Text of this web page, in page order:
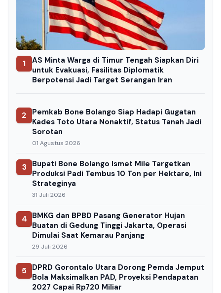
1
AS Minta Warga di Timur Tengah Siapkan Diri
untuk Evakuasi, Fasilitas Diplomatik
Berpotensi Jadi Target Serangan Iran
2
Pemkab Bone Bolango Siap Hadapi Gugatan
Kades Toto Utara Nonaktif, Status Tanah Jadi
Sorotan
01 Agustus 2026
3
Bupati Bone Bolango Ismet Mile Targetkan
Produksi Padi Tembus 10 Ton per Hektare, Ini
Strateginya
31 Juli 2026
4 BMKG dan BPBD Pasang Generator Hujan
Buatan di Gedung Tinggi Jakarta, Operasi
Dimulai Saat Kemarau Panjang
29 Juli 2026
5
DPRD Gorontalo Utara Dorong Pemda Jemput
Bola Maksimalkan PAD, Proyeksi Pendapatan
2027 Capai Rp720 Miliar